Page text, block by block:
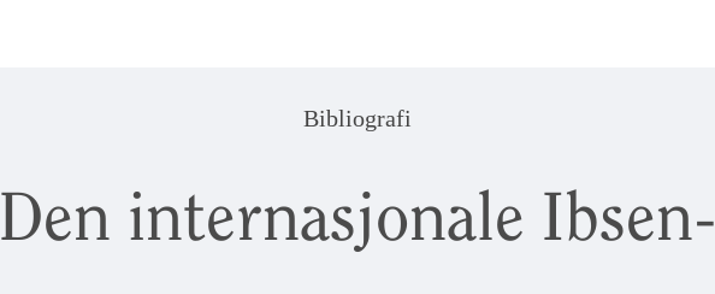
Bibliografi
Den internasjonale Ibsen-